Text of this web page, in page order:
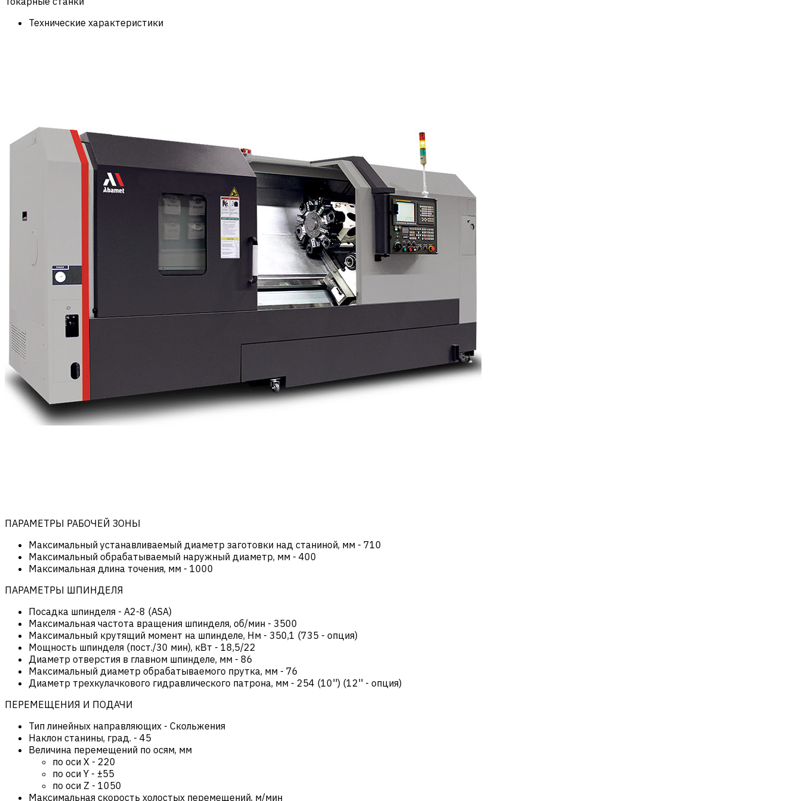
Технические характеристики
ПАРАМЕТРЫ РАБОЧЕЙ ЗОНЫ
Максимальный устанавливаемый диаметр заготовки над станиной, мм - 710
Максимальный обрабатываемый наружный диаметр, мм - 400
Максимальная длина точения, мм - 1000
ПАРАМЕТРЫ ШПИНДЕЛЯ
Посадка шпинделя - А2-8 (ASA)
Максимальная частота вращения шпинделя, об/мин - 3500
Максимальный крутящий момент на шпинделе, Нм - 350,1 (735 - опция)
Мощность шпинделя (пост./30 мин), кВт - 18,5/22
Диаметр отверстия в главном шпинделе, мм - 86
Максимальный диаметр обрабатываемого прутка, мм - 76
Диаметр трехкулачкового гидравлического патрона, мм - 254 (10'') (12'' - опция)
ПЕРЕМЕЩЕНИЯ И ПОДАЧИ
Тип линейных направляющих - Скольжения
Наклон станины, град. - 45
Величина перемещений по осям, мм
по оси Х - 220
по оси Y - ±55
по оси Z - 1050
Максимальная скорость холостых перемещений, м/мин